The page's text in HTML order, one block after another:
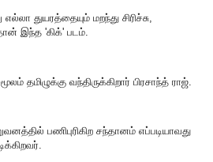
துயரத்தையும் மறந்து சிரிச்சு,
இந்த 'கிக்' படம்.
வந்திருக்கிறார் பிரசாந்த் ராஜ்.
பணிபுரிகிற சந்தானம் எப்படியாவது